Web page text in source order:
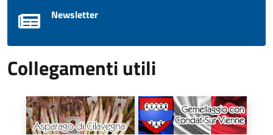
Newsletter
Collegamenti utili